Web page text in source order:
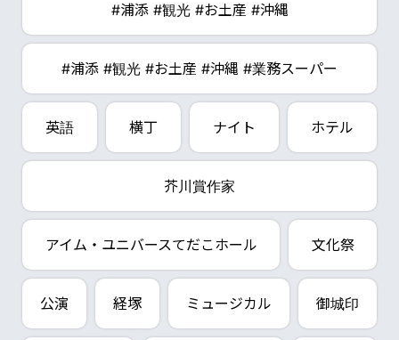
#浦添 #観光 #お土産 #沖縄
#浦添 #観光 #お土産 #沖縄 #業務スーパー
英語 横丁 ナイト ホテル
芥川賞作家
アイム・ユニバースてだこホール 文化祭
公演 経塚 ミュージカル 御城印